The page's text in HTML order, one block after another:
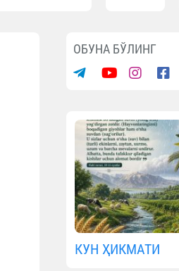
ОБУНА БЎЛИНГ
КУН ҲИКМАТИ